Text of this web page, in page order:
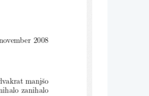
2008
manjˇso
zanihalo